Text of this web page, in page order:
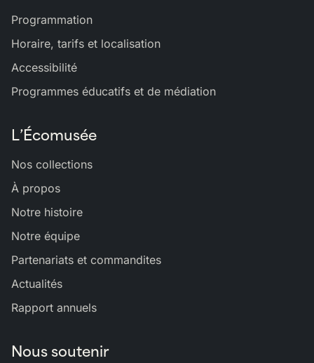
Programmation
Horaire, tarifs et localisation
Accessibilité
Programmes éducatifs et de médiation
L’Écomusée
Nos collections
À propos
Notre histoire
Notre équipe
Partenariats et commandites
Actualités
Rapport annuels
Nous soutenir